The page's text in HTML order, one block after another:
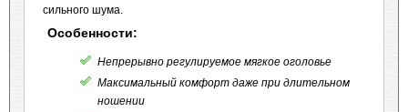
сильного шума.
Особенности:
Непрерывно регулируемое мягкое оголовье
Максимальный комфорт даже при длительном
ношении